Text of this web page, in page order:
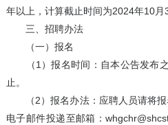
年以上，计算截止时间为2024年10月3
三、招聘办法
（一）报名
（1）报名时间：自本公告发布
止。
（2）报名办法：应聘人员请将报
电子邮件投递至邮箱：